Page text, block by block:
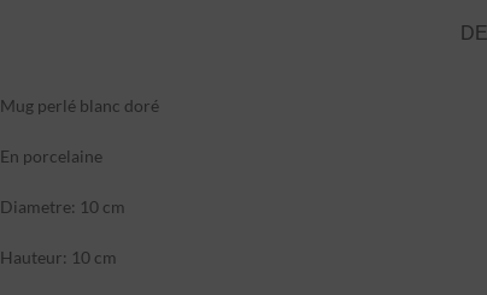
Mug perlé blanc doré
En porcelaine
Diametre: 10 cm
Hauteur: 10 cm